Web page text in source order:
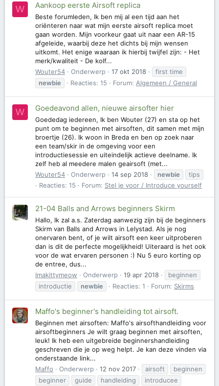
W Aankoop eerste Airsoft replica
Beste forumleden, Ik ben mij al een tijd aan het
oriënteren naar wat mijn eerste airsoft replica moet
gaan worden. Mijn voorkeur gaat uit naar een AR-15
afgeleide, waarbij deze het dichts bij mijn wensen
uitkomt. Het enige waaraan ik hierbij twijfel zijn: - Het
merk/kwaliteit - De kolf...
Wouter54
Onderwerp 17 okt 2018
first time
newbie
Reacties: 15 Forum: Algemeen / General
W Goedeavond allen, nieuwe airsofter hier
Goededag iedereen, Ik ben Wouter (27) en sta op het
punt om te beginnen met airsoften, dit samen met mijn
broertje (26). Ik woon in Breda en ben op zoek naar
een team/skir in de omgeving voor een
introductiesessie en uiteindelijk actieve deelname. Ik
zelf heb al meedere malen geairsoft (met...
Wouter54
Onderwerp 14 sep 2018 newbie
tips
Reacties: 15
Forum: Stel je voor / Introduce yourself
21-04 Balls and Arrows beginners Skirm
Hallo, Ik zal a.s. Zaterdag aanwezig zijn bij de beginners
Skirm van Balls and Arrows in Lelystad. Als je nog
onervaren bent, of je wilt airsoft een keer uitproberen
dan is dit de perfecte mogelijkheid! Uiteraard is het ook
voor de wat ervaren personen :) Nu 5 euro korting op
de entree, dus...
Imakittymeow
Onderwerp 19 apr 2018
beginnen
introductie
newbie Reacties: 1 Forum: Skirms
Maffo's beginner's handleiding tot airsoft.
Beginnen met airsoften: Maffo's airsofthandleiding voor
airsoftbeginners Je wilt graag beginnen met airsoften,
leuk! Ik heb een uitgebreide beginnershandleiding
geschreven die je op weg helpt. Je kan deze vinden via
onderstaande link...
Maffo
Onderwerp 12 nov 2017 airsoft
beginnen
beginner
guide handleiding
introducee